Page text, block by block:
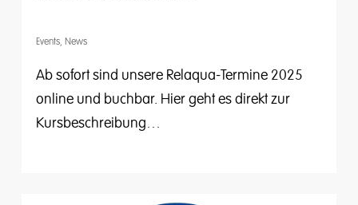
Events, News
Ab sofort sind unsere Relaqua-Termine 2025
online und buchbar. Hier geht es direkt zur
Kursbeschreibung…